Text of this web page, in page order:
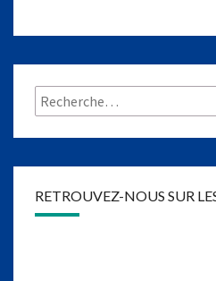
Rechercher :
RETROUVEZ-NOUS SUR